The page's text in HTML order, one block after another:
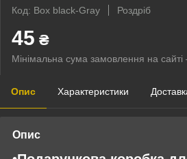
Код: Box black-Gray
Роздріб
45 ₴
Мінімальна сума замовлення на
Опис Характеристики
Опис